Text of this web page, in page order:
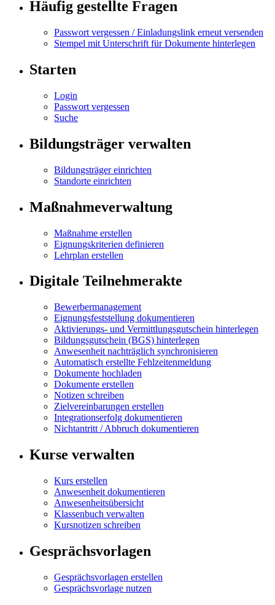
Häufig gestellte Fragen
Passwort vergessen / Einladungslink erneut versenden
Stempel mit Unterschrift für Dokumente hinterlegen
Starten
Login
Passwort vergessen
Suche
Bildungsträger verwalten
Bildungsträger einrichten
Standorte einrichten
Maßnahmeverwaltung
Maßnahme erstellen
Eignungskriterien definieren
Lehrplan erstellen
Digitale Teilnehmerakte
Bewerbermanagement
Eignungsfeststellung dokumentieren
Aktivierungs- und Vermittlungsgutschein hinterlegen
Bildungsgutschein (BGS) hinterlegen
Anwesenheit nachträglich synchronisieren
Automatisch erstellte Fehlzeitenmeldung
Dokumente hochladen
Dokumente erstellen
Notizen schreiben
Zielvereinbarungen erstellen
Integrationserfolg dokumentieren
Nichtantritt / Abbruch dokumentieren
Kurse verwalten
Kurs erstellen
Anwesenheit dokumentieren
Anwesenheitsübersicht
Klassenbuch verwalten
Kursnotizen schreiben
Gesprächsvorlagen
Gesprächsvorlagen erstellen
Gesprächsvorlage nutzen